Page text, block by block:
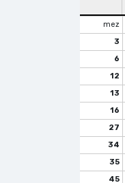
mez
3
6
12
13
16
27
34
35
45